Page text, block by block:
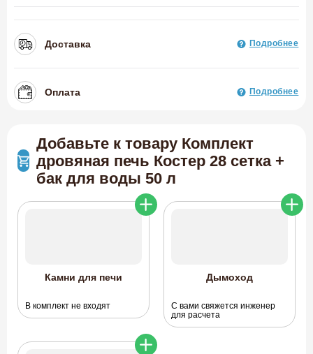
Доставка Подробнее
Оплата Подробнее
Добавьте к товару Комплект
дровяная печь Костер 28 сетка +
бак для воды 50 л
Камни для печи
В комплект не входят
Дымоход
С вами свяжется инженер
для расчета